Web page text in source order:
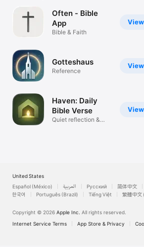
View
Often - Bible
App
Bible & Faith
View
Gotteshaus
Reference
View
Haven: Daily
Bible Verse
Quiet reflection &
United States
Español (México)
العربية Русский 简体中文
한국어
Português (Brazil) Tiếng Việt 繁體中文
Copyright © 2026 Apple Inc. All rights reserved.
Internet Service Terms
App Store & Privacy